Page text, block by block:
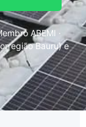
ABEMI ·
Bauru) e